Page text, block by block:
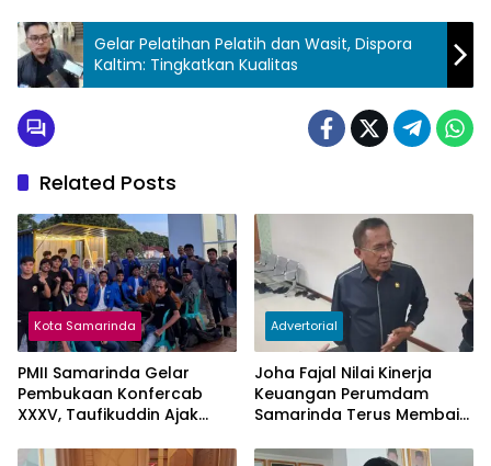
Gelar Pelatihan Pelatih dan Wasit, Dispora
Kaltim: Tingkatkan Kualitas
Related Posts
Kota Samarinda
PMII Samarinda Gelar
Pembukaan Konfercab
XXXV, Taufikuddin Ajak
Persatuan
Advertorial
Joha Fajal Nilai Kinerja
Keuangan Perumdam
Samarinda Terus Membaik,
Subsidi Berkurang